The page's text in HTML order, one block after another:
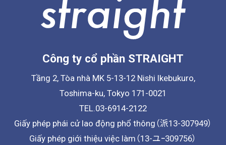
Công ty cổ phần STRAIGHT
Tầng 2, Tòa nhà MK 5-13-12 Nishi Ikebukuro,
Toshima-ku, Tokyo 171-0021
TEL.03-6914-2122
Giấy phép phái cử lao động phổ thông（派13-307949）
Giấy phép giới thiệu việc làm（13-ユｰ309756）